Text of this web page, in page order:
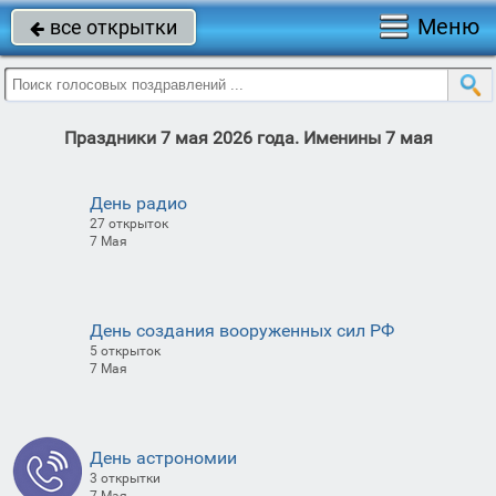
 все открытки Меню
Праздники 7 мая 2026 года. Именины 7 мая
День радио
27 открыток
7 Мая
День создания вооруженных сил РФ
5 открыток
7 Мая
День астрономии
3 открытки